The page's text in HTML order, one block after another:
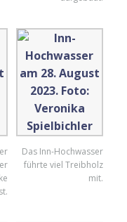
Das Inn-Hochwasser
führte viel Treibholz
mit.